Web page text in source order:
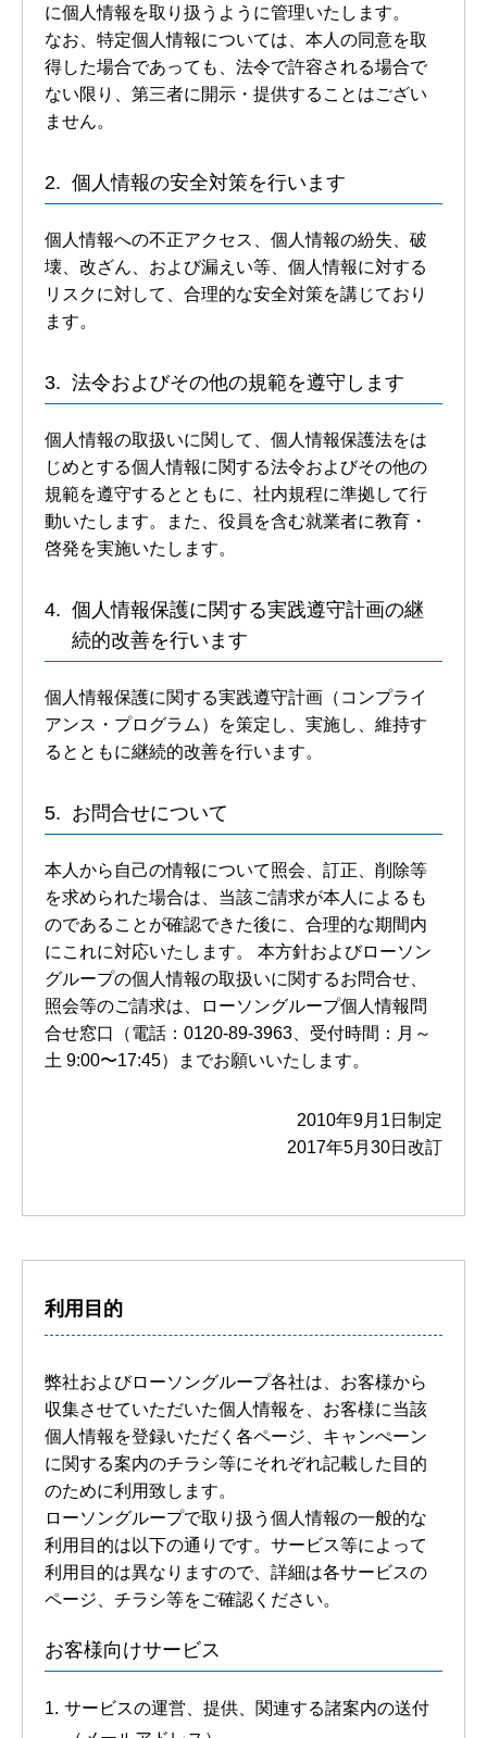
に個人情報を取り扱うように管理いたします。
なお、特定個人情報については、本人の同意を取
得した場合であっても、法令で許容される場合で
ない限り、第三者に開示・提供することはござい
ません。
個人情報の安全対策を行います
個人情報への不正アクセス、個人情報の紛失、破
壊、改ざん、および漏えい等、個人情報に対する
リスクに対して、合理的な安全対策を講じており
ます。
法令およびその他の規範を遵守します
個人情報の取扱いに関して、個人情報保護法をは
じめとする個人情報に関する法令およびその他の
規範を遵守するとともに、社内規程に準拠して行
動いたします。また、役員を含む就業者に教育・
啓発を実施いたします。
個人情報保護に関する実践遵守計画の継
続的改善を行います
個人情報保護に関する実践遵守計画（コンプライ
アンス・プログラム）を策定し、実施し、維持す
るとともに継続的改善を行います。
お問合せについて
本人から自己の情報について照会、訂正、削除等
を求められた場合は、当該ご請求が本人によるも
のであることが確認できた後に、合理的な期間内
にこれに対応いたします。 本方針およびローソン
グループの個人情報の取扱いに関するお問合せ、
照会等のご請求は、ローソングループ個人情報問
合せ窓口（電話：0120-89-3963、受付時間：月～
土 9:00〜17:45）までお願いいたします。
2010年9月1日制定
2017年5月30日改訂
利用目的
弊社およびローソングループ各社は、お客様から
収集させていただいた個人情報を、お客様に当該
個人情報を登録いただく各ページ、キャンぺーン
に関する案内のチラシ等にそれぞれ記載した目的
のために利用致します。
ローソングループで取り扱う個人情報の一般的な
利用目的は以下の通りです。サービス等によって
利用目的は異なりますので、詳細は各サービスの
ページ、チラシ等をご確認ください。
お客様向けサービス
サービスの運営、提供、関連する諸案内の送付